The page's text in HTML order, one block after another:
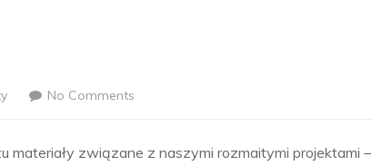
No Comments
materiały związane z naszymi rozmaitymi projektami –